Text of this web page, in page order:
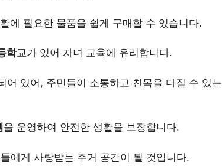
에 필요한 물품을 쉽게 구매할 수 있습니다.
학교가 있어 자녀 교육에 유리합니다.
어 있어, 주민들이 소통하고 친목을 다질 수 있는
을 운영하여 안전한 생활을 보장합니다.
에게 사랑받는 주거 공간이 될 것입니다.